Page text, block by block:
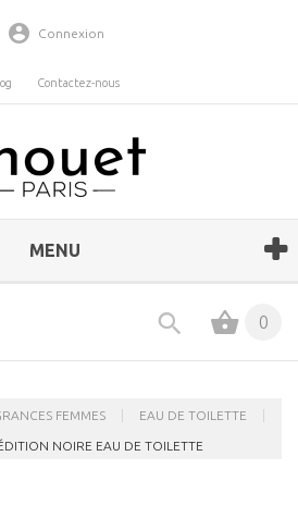
Connexion
Contactez-nous
MENU
0
FEMMES EAU DE TOILETTE
NOIRE EAU DE TOILETTE